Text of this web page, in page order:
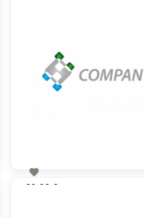

60,00 €